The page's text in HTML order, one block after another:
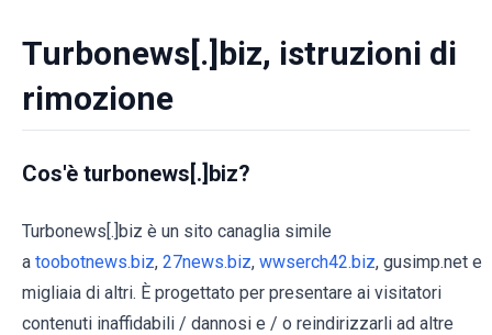
Turbonews[.]biz, istruzioni di
rimozione
Cos'è turbonews[.]biz?
Turbonews[.]biz è un sito canaglia simile
a toobotnews.biz, 27news.biz, wwserch42.biz, gusimp.net e
migliaia di altri. È progettato per presentare ai visitatori
contenuti inaffidabili / dannosi e / o reindirizzarli ad altre